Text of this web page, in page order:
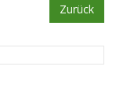
Zurück